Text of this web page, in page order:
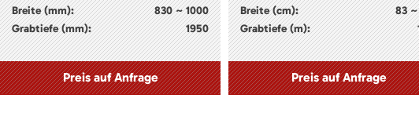
Breite (mm):
830 ~ 1000
Grabtiefe (mm):
1950
Preis auf Anfrage
Breite (cm):
83 ~
Grabtiefe (m):
Preis auf Anfrage